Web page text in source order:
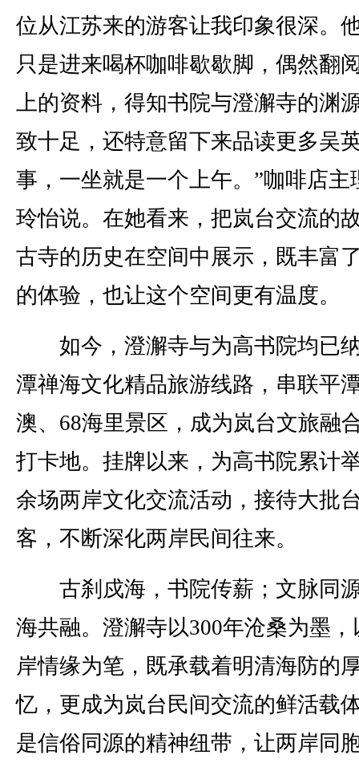
位从江苏来的游客让我印象很深。
只是进来喝杯咖啡歇歇脚，偶然翻
上的资料，得知书院与澄澥寺的渊
致十足，还特意留下来品读更多吴
事，一坐就是一个上午。”咖啡店主
玲怡说。在她看来，把岚台交流的
古寺的历史在空间中展示，既丰富
的体验，也让这个空间更有温度。
如今，澄澥寺与为高书院均已
潭禅海文化精品旅游线路，串联平
澳、68海里景区，成为岚台文旅融
打卡地。挂牌以来，为高书院累计
余场两岸文化交流活动，接待大批
客，不断深化两岸民间往来。
古刹戍海，书院传薪；文脉同
海共融。澄澥寺以300年沧桑为墨，
岸情缘为笔，既承载着明清海防的
忆，更成为岚台民间交流的鲜活载
是信俗同源的精神纽带，让两岸同